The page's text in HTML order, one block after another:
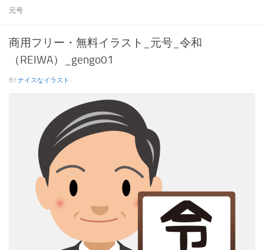
元号
商用フリー・無料イラスト_元号_令和
（REIWA）_gengo01
BYナイスなイラスト ·